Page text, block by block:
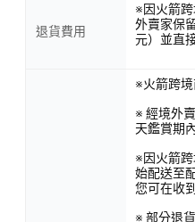
退貨費用
※因火箭
外賣家保
元）並直
※火箭跨境
※ 經境外
天鑑賞期
※因火箭
始配送至
您可在收
※ 部分退